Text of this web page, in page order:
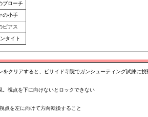
ブローチ
の小手
ピアス
タイト
クリアすると、ビサイド寺院でガンシューティング試練に挑
点を下に向けないとロックできない
を左に向けて方向転換すること